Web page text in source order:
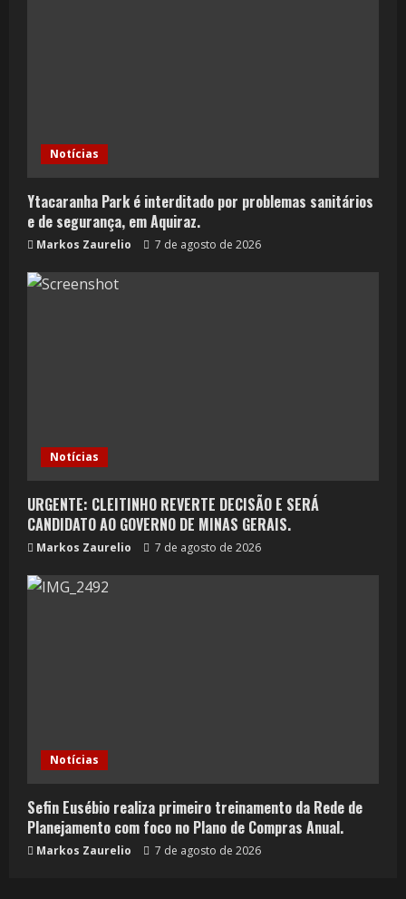
Notícias
Ytacaranha Park é interditado por problemas sanitários
e de segurança, em Aquiraz.
Markos Zaurelio 7 de agosto de 2026
Notícias
URGENTE: CLEITINHO REVERTE DECISÃO E SERÁ
CANDIDATO AO GOVERNO DE MINAS GERAIS.
Markos Zaurelio 7 de agosto de 2026
Notícias
Sefin Eusébio realiza primeiro treinamento da Rede de
Planejamento com foco no Plano de Compras Anual.
Markos Zaurelio 7 de agosto de 2026